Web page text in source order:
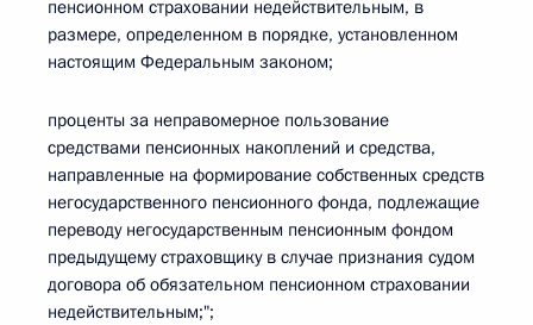
пенсионном страховании недействительным, в
размере, определенном в порядке, установленном
настоящим Федеральным законом;
проценты за неправомерное пользование
средствами пенсионных накоплений и средства,
направленные на формирование собственных средств
негосударственного пенсионного фонда, подлежащие
переводу негосударственным пенсионным фондом
предыдущему страховщику в случае признания судом
договора об обязательном пенсионном страховании
недействительным;";